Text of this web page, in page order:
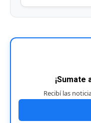
¡Sumate
Recibí las